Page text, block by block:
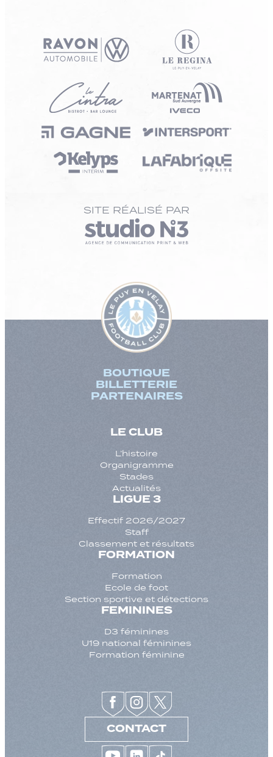
SITE RÉALISÉ PAR
BOUTIQUE
BILLETTERIE
PARTENAIRES
LE CLUB
L’histoire
Organigramme
Stades
Actualités
LIGUE 3
Effectif 2026/2027
Staff
Classement et résultats
FORMATION
Formation
Ecole de foot
Section sportive et détections
FEMININES
D3 féminines
U19 national féminines
Formation féminine
CONTACT